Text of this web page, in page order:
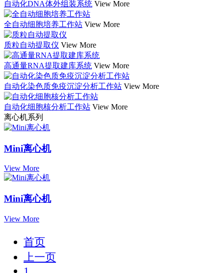
自动化DNA体外组装系统 View More
全自动细胞培养工作站 View More
质粒自动提取仪 View More
高通量RNA提取建库系统 View More
自动化染色质免疫沉淀分析工作站 View More
自动化细胞核分析工作站 View More
离心机系列
Mini离心机
View More
Mini离心机
View More
首页
上一页